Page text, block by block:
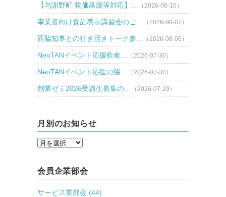
【与謝野町 物価高騰等対応】… （2026-08-10）
事業者向け食品表示講習会のご… （2026-08-07）
西脇知事との行き活きトーク参… （2026-08-06）
NeoTANイベント応援飲食… （2026-07-30）
NeoTANイベント応援の協… （2026-07-30）
創業ゼミ2026受講生募集の… （2026-07-29）
月別のお知らせ
会員企業部会
サービス業部会 (44)